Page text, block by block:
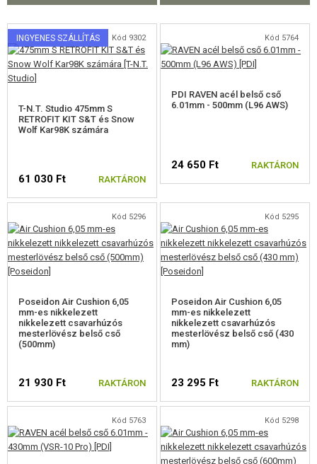
KIEGÉSZÍTŐK, HORDSZÍJAK
PÓTALKATRÉSZEK FEGYVEREKHEZ
ELEKTROMOS FEGYVEREKHEZ - BELTÉRI
A MESTERLÖVÉSZ PUSKÁNAK RÉSZEI
A VSR, BAR10, MB03, CM.701-HOZ
A SNOW WOLF M24-HEZ
A CYMA M24 (CM.702)
A WELL MB06,13-HOZ
A TM AWS, WELL MB44XX-HEZ
SNOW WOLF KAR98K SZÁMÁRA
A CYMA CM.700, 708
INGYENES SZÁLLÍTÁS Kód 9302
T-N.T. Studio 475mm S
RETROFIT KIT S&T és Snow
Wolf Kar98K számára
61 030 Ft RAKTÁRON
Kód 5764
PDI RAVEN acél belső cső
6.01mm - 500mm (L96 AWS)
24 650 Ft RAKTÁRON
Kód 5296
Poseidon Air Cushion 6,05
mm-es nikkelezett
nikkelezett csavarhúzós
mesterlövész belső cső
(500mm)
21 930 Ft RAKTÁRON
Kód 5295
Poseidon Air Cushion 6,05
mm-es nikkelezett
nikkelezett csavarhúzós
mesterlövész belső cső (430
mm)
23 295 Ft RAKTÁRON
Kód 5763 Kód 5298